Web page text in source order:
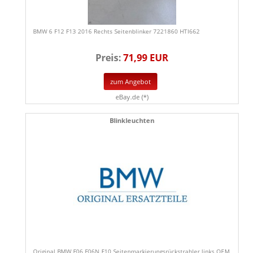
BMW 6 F12 F13 2016 Rechts Seitenblinker 7221860 HTI662
Preis:71,99 EUR
zum Angebot
eBay.de (*)
Blinkleuchten
Original BMW F06 F06N F10 Seitenmarkierungsrückstrahler links OEM